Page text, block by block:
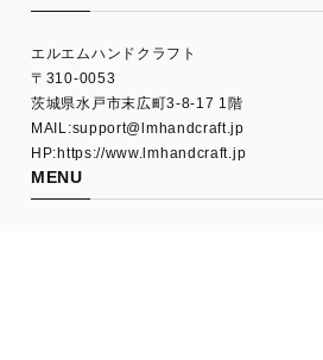
エルエムハンドクラフト
〒310-0053
茨城県水戸市末広町3-8-17 1階
MAIL:support@lmhandcraft.jp
HP:https://www.lmhandcraft.jp
MENU